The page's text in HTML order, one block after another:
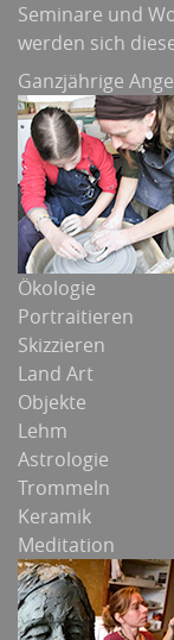
Seminare und
werden sich
Ganzjährige
Ökologie
Portraitieren
Skizzieren
Land Art
Objekte
Lehm
Astrologie
Trommeln
Keramik
Meditation